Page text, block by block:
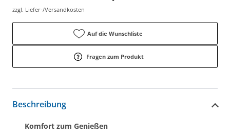
zzgl. Liefer-/Versandkosten
Auf die Wunschliste
Fragen zum Produkt
Beschreibung
Komfort zum Genießen